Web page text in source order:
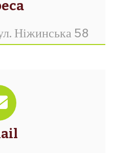
Ніжинська 58